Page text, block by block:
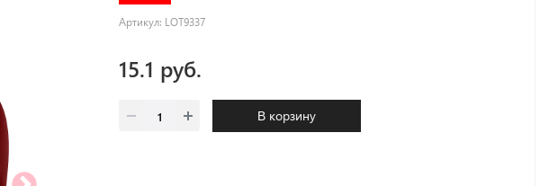
Артикул: LOT9337
15.1 руб.
В корзину